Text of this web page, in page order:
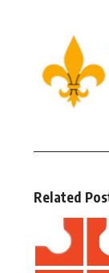
Related